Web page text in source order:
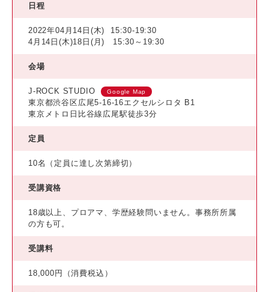
日程
2022年04月14日(木)
15:30-19:30
4月14日(木)18日(月) 15:30～19:30
会場
J-ROCK STUDIO Google Map
東京都渋谷区広尾5-16-16エクセルシロタ B1
東京メトロ日比谷線広尾駅徒歩3分
定員
10名（定員に達し次第締切）
受講資格
18歳以上、プロアマ、学歴経験問いません。事務所所属
の方も可。
受講料
18,000円（消費税込）